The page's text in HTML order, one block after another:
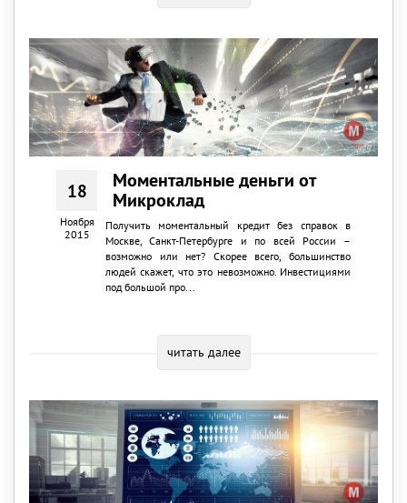
18
Ноября
2015
Моментальные деньги от
Микроклад
Получить моментальный кредит без справок в
Москве, Санкт-Петербурге и по всей России –
возможно или нет? Скорее всего, большинство
людей скажет, что это невозможно. Инвестициями
под большой про...
читать далее